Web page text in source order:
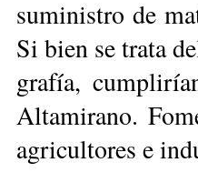
suministro de
Si bien se trata
grafía,
Altamirano.
agricultores e